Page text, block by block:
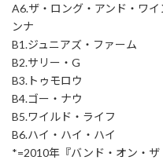
A6.ザ・ロング・アンド・ワ
ンナ
B1.ジュニアズ・ファーム
B2.サリー・G
B3.トゥモロウ
B4.ゴー・ナウ
B5.ワイルド・ライフ
B6.ハイ・ハイ・ハイ
*=2010年『バンド・オン・